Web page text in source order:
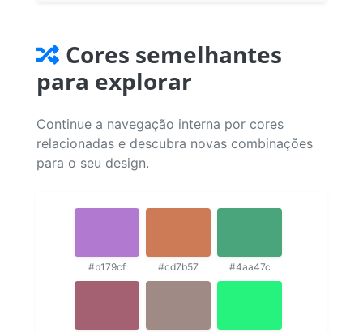
Cores semelhantes
para explorar
Continue a navegação interna por cores
relacionadas e descubra novas combinações
para o seu design.
#b179cf #cd7b57 #4aa47c